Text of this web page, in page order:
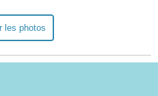
les photos